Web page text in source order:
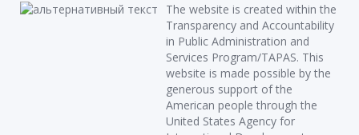
The website is created within the
Transparency and Accountability
in Public Administration and
Services Program/TAPAS. This
website is made possible by the
generous support of the
American people through the
United States Agency for